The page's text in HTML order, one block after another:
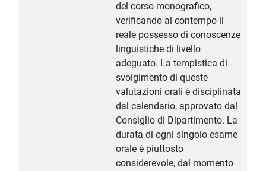
del corso monografico,
verificando al contempo il
reale possesso di conoscenze
linguistiche di livello
adeguato. La tempistica di
svolgimento di queste
valutazioni orali è disciplinata
dal calendario, approvato dal
Consiglio di Dipartimento. La
durata di ogni singolo esame
orale è piuttosto
considerevole, dal momento